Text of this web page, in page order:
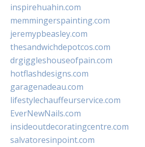
inspirehuahin.com
memmingerspainting.com
jeremypbeasley.com
thesandwichdepotcos.com
drgiggleshouseofpain.com
hotflashdesigns.com
garagenadeau.com
lifestylechauffeurservice.com
EverNewNails.com
insideoutdecoratingcentre.com
salvatoresinpoint.com